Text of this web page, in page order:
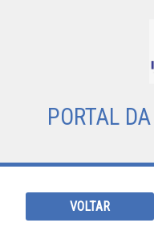
PORTAL DA
VOLTAR